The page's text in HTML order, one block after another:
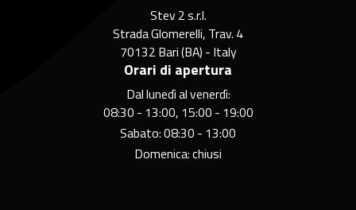
Stev 2 s.r.l.
Strada Glomerelli, Trav. 4
70132 Bari (BA) - Italy
Orari di apertura
Dal lunedì al venerdì:
08:30 - 13:00, 15:00 - 19:00
Sabato: 08:30 - 13:00
Domenica: chiusi